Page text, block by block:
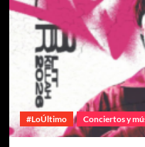
#LoÚltimo Conciertos y